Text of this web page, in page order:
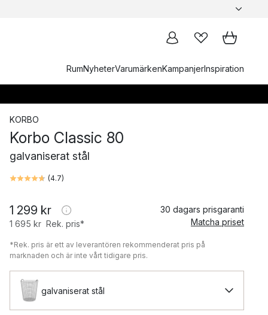
RumNyheterVarumärkenKampanjerInspiration
KORBO
Korbo Classic 80
galvaniserat stål
(4.7)
1 299 kr
1 695 kr Rek. pris*
30 dagars prisgaranti
Matcha priset
*Rek. pris är ett av leverantören rekommenderat pris på
marknaden och är inte vårt tidigare pris.
galvaniserat stål